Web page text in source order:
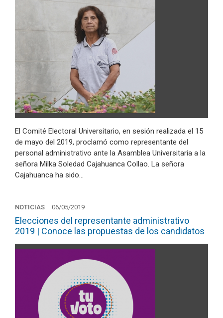
El Comité Electoral Universitario, en sesión realizada el 15
de mayo del 2019, proclamó como representante del
personal administrativo ante la Asamblea Universitaria a la
señora Milka Soledad Cajahuanca Collao. La señora
Cajahuanca ha sido…
NOTICIAS 06/05/2019
Elecciones del representante administrativo
2019 | Conoce las propuestas de los candidatos